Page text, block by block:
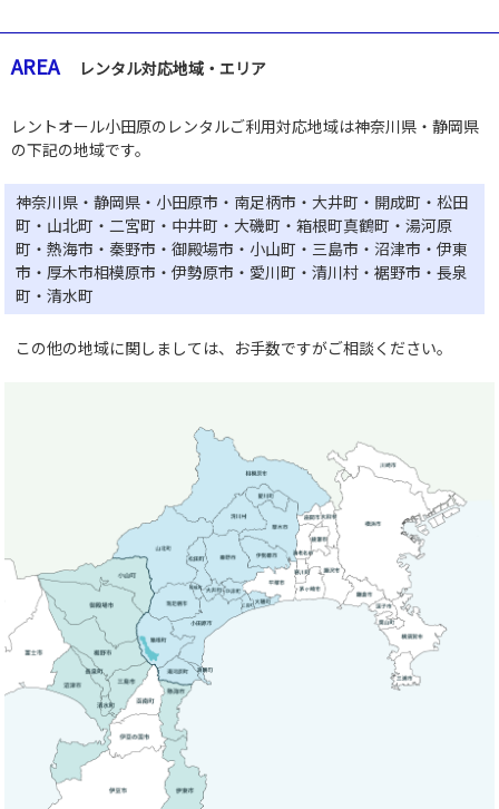
AREA レンタル対応地域・エリア
レントオール小田原のレンタルご利用対応地域は神奈川県・静岡県
の下記の地域です。
神奈川県・静岡県・小田原市・南足柄市・大井町・開成町・松田
町・山北町・二宮町・中井町・大磯町・箱根町真鶴町・湯河原
町・熱海市・秦野市・御殿場市・小山町・三島市・沼津市・伊東
市・厚木市相模原市・伊勢原市・愛川町・清川村・裾野市・長泉
町・清水町
この他の地域に関しましては、お手数ですがご相談ください。